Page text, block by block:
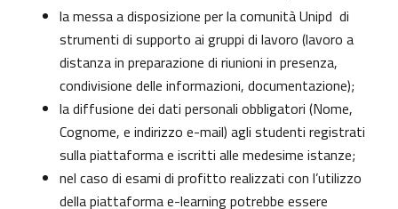
la messa a disposizione per la comunità Unipd di
strumenti di supporto ai gruppi di lavoro (lavoro a
distanza in preparazione di riunioni in presenza,
condivisione delle informazioni, documentazione);
la diffusione dei dati personali obbligatori (Nome,
Cognome, e indirizzo e-mail) agli studenti registrati
sulla piattaforma e iscritti alle medesime istanze;
nel caso di esami di profitto realizzati con l’utilizzo
della piattaforma e-learning potrebbe essere